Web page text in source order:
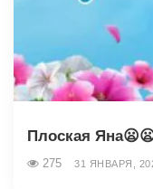
Плоская
275 31 ЯНВАРЯ,